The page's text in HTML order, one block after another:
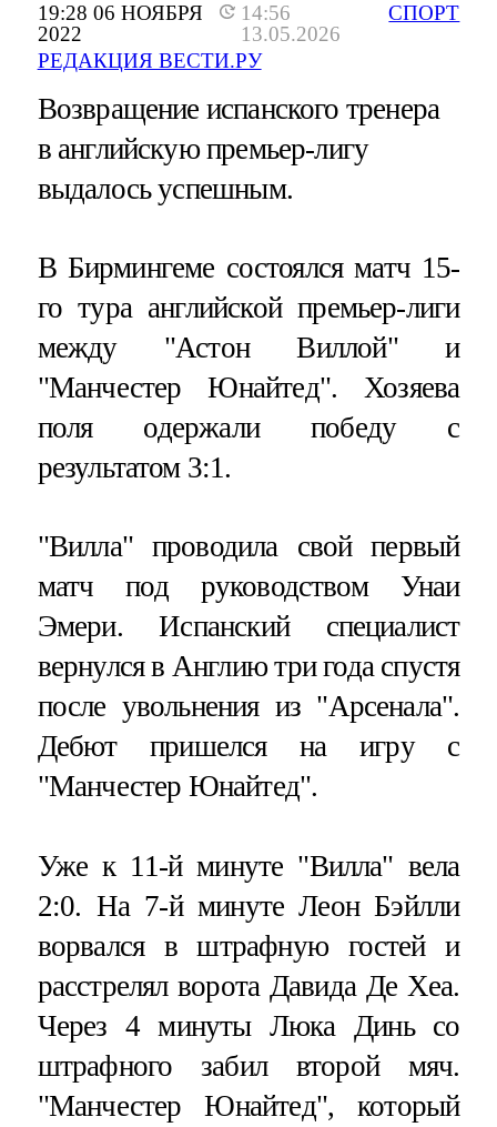
19:28 06 НОЯБРЯ
2022
14:56
13.05.2026
РЕДАКЦИЯ ВЕСТИ.РУ
СПОРТ
Возвращение испанского тренера
в английскую премьер-лигу
выдалось успешным.
В Бирмингеме состоялся матч 15-
го тура английской премьер-лиги
между "Астон Виллой" и
"Манчестер Юнайтед". Хозяева
поля одержали победу с
результатом 3:1.
"Вилла" проводила свой первый
матч под руководством Унаи
Эмери. Испанский специалист
вернулся в Англию три года спустя
после увольнения из "Арсенала".
Дебют пришелся на игру с
"Манчестер Юнайтед".
Уже к 11-й минуте "Вилла" вела
2:0. На 7-й минуте Леон Бэйлли
ворвался в штрафную гостей и
расстрелял ворота Давида Де Хеа.
Через 4 минуты Люка Динь со
штрафного забил второй мяч.
"Манчестер Юнайтед", который